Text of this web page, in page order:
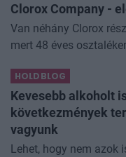
Clorox Company -
Van néhány Clorox
mert 48 éves
dividend king-et. Azt
HOLDBLOG
Kevesebb alkoholt
következmények
vagyunk
Lehet, hogy nem azok